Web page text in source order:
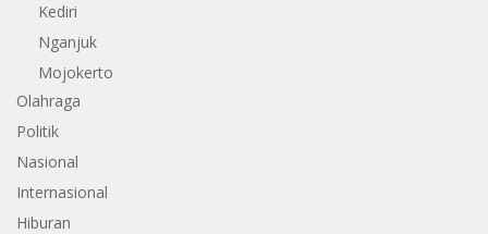
Kediri
Nganjuk
Mojokerto
Olahraga
Politik
Nasional
Internasional
Hiburan